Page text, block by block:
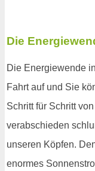
Die
Die Energiewende
Fahrt auf und Sie
Schritt für Schritt
verabschieden
unseren Köpfen.
enormes